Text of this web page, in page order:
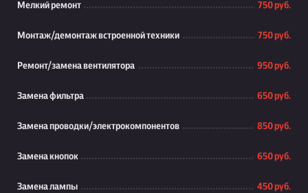
Мелкий ремонт 750 руб.
Монтаж/демонтаж встроенной техники 750 руб.
Ремонт/замена вентилятора 950 руб.
Замена фильтра 650 руб.
Замена проводки/электрокомпонентов 850 руб.
Замена кнопок 650 руб.
Замена лампы 450 руб.